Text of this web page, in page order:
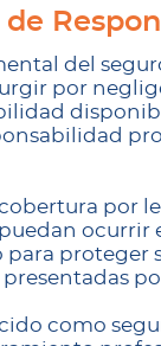
del
por
por
ocurrir
para proteger
como